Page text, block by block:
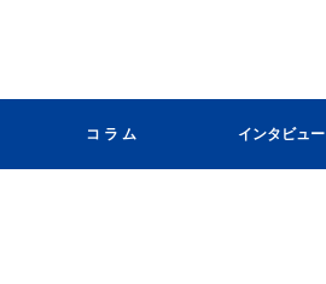
コ ラ ム インタビュー